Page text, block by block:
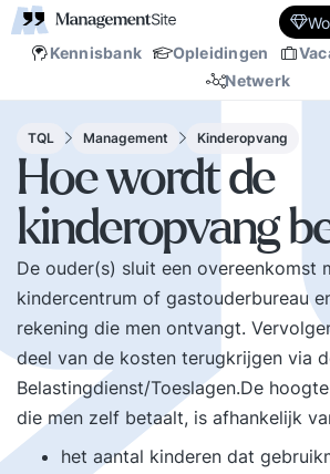
Kennisbank Opleidingen
Netwerk
TQL Management Kinderopvang
Hoe wordt de
kinderopvang
De ouder(s) sluit een overeenkomst
kindercentrum of gastouderbureau
rekening die men ontvangt.
deel van de kosten terugkrijgen via
Belastingdienst/Toeslagen.De
die men zelf betaalt, is afhankelijk
het aantal kinderen dat